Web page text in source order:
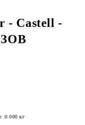
- Castell -
0.000 кг